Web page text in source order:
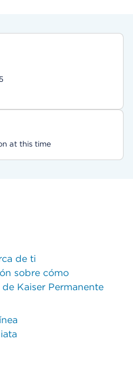
at this time
de ti
sobre cómo
Kaiser Permanente